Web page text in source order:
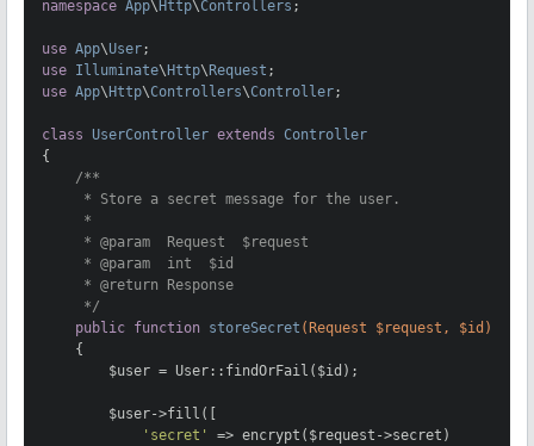
namespace App\ Http\Controllers ;
use App\User
use Illuminate\ Http\ Request
use App\ Http\Controllers\Controller;
class UserController extends Controller
{
/**
     * Store a secret message for the user.
     *
     *
@param
  Request  $request
     *
@param
  int  $id
     *
@return Response
     */
public function storeSecret (Request $request, $id)
{
        $user = User::findOrFail($id);
        $user->fill([
'secret'
=> encrypt($request->secret)